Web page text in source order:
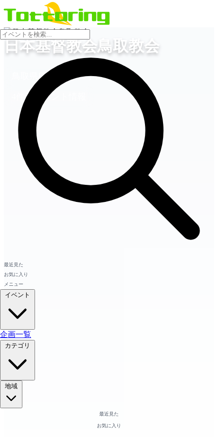
最近見た
お気に入り
メニュー
企画一覧
最近見た
お気に入り
会場
日本基督教会鳥取教会
鳥取県鳥取市西町1丁目425
4件のイベント情報